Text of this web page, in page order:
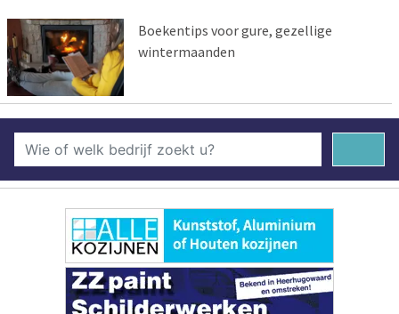
Boekentips voor gure, gezellige
wintermaanden